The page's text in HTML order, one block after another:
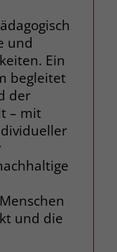
und
Ein
begleitet
der
– mit
und die
vollständig auf
Dieses
Cookie, d. h.
während ein
ist. Dieses
eines
Websites
an
dann die